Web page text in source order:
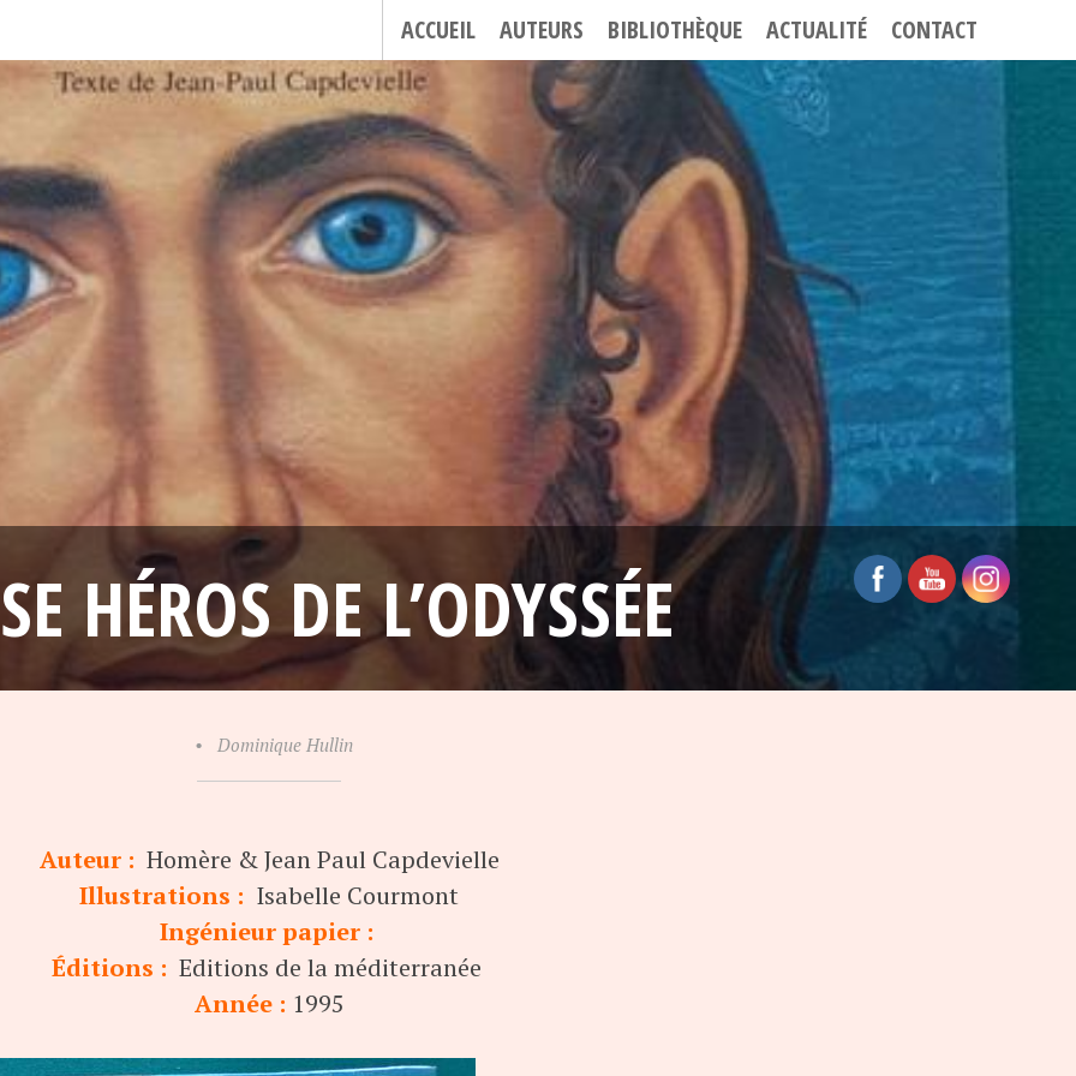
ACCUEIL AUTEURS BIBLIOTHÈQUE ACTUALITÉ CONTACT
HÉROS DE L’ODYSSÉE
• Dominique Hullin
Auteur : Homère & Jean Paul Capdevielle
Illustrations : Isabelle Courmont
Ingénieur papier :
Éditions : Editions de la méditerranée
Année : 1995